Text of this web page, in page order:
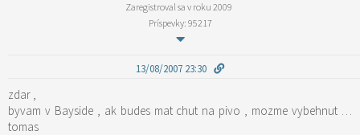
Zaregistroval sa v roku 2009
Príspevky: 95217
13/08/2007 23:30
zdar ,
byvam v Bayside , ak budes mat chut na pivo , mozme vybehnut …
tomas